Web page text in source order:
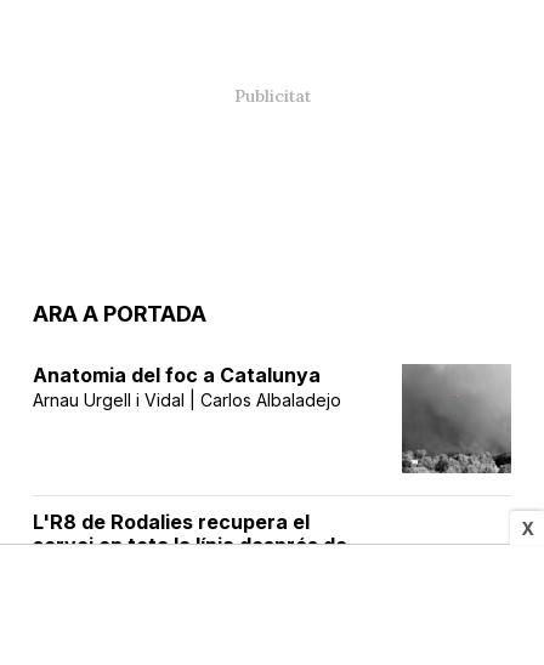
X
ARA A PORTADA
Anatomia del foc a Catalunya
Arnau Urgell i Vidal | Carlos Albaladejo
L'R8 de Rodalies recupera el
servei en tota la línia després de